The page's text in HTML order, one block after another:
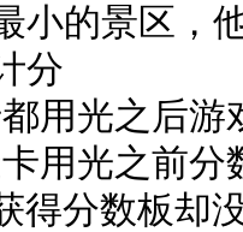
小的景区，
分
用光之后游
用光之前分
得分数板却